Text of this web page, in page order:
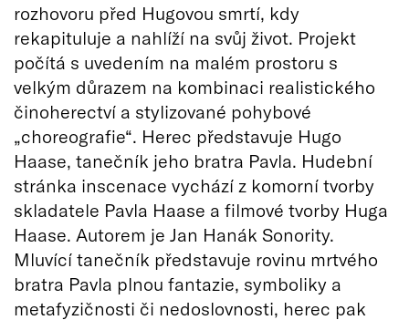
rozhovoru před Hugovou smrtí, kdy
rekapituluje a nahlíží na svůj život. Projekt
počítá s uvedením na malém prostoru s
velkým důrazem na kombinaci realistického
činoherectví a stylizované pohybové
„choreografie“. Herec představuje Hugo
Haase, tanečník jeho bratra Pavla. Hudební
stránka inscenace vychází z komorní tvorby
skladatele Pavla Haase a filmové tvorby Huga
Haase. Autorem je Jan Hanák Sonority.
Mluvící tanečník představuje rovinu mrtvého
bratra Pavla plnou fantazie, symboliky a
metafyzičnosti či nedoslovnosti, herec pak